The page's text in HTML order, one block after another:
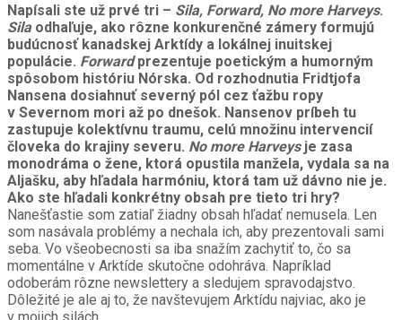
Napísali ste už prvé tri – Sila, Forward, No more Harveys.
Silaodhaľuje, ako rôzne konkurenčné zámery formujú
budúcnosť kanadskej Arktídy a lokálnej inuitskej
populácie. Forwardprezentuje poetickým a humorným
spôsobom históriu Nórska. Od rozhodnutia Fridtjofa
Nansena dosiahnuť severný pól cez ťažbu ropy
v Severnom mori až po dnešok. Nansenov príbeh tu
zastupuje kolektívnu traumu, celú množinu intervencií
človeka do krajiny severu. No more Harveysje zasa
monodráma o žene, ktorá opustila manžela, vydala sa na
Aljašku, aby hľadala harmóniu, ktorá tam už dávno nie je.
Ako ste hľadali konkrétny obsah pre tieto tri hry?
Nanešťastie som zatiaľ žiadny obsah hľadať nemusela. Len
som nasávala problémy a nechala ich, aby prezentovali sami
seba. Vo všeobecnosti sa iba snažím zachytiť to, čo sa
momentálne v Arktíde skutočne odohráva. Napríklad
odoberám rôzne newslettery a sledujem spravodajstvo.
Dôležité je ale aj to, že navštevujem Arktídu najviac, ako je
v mojich silách.